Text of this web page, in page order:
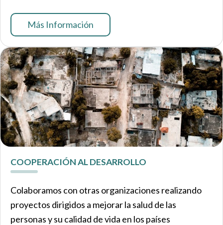
Más Información
COOPERACIÓN AL DESARROLLO
Colaboramos con otras organizaciones realizando
proyectos dirigidos a mejorar la salud de las
personas y su calidad de vida en los países